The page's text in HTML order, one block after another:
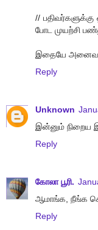
// பதிவர்களுக்கு
போட முயற்சி
இதையே
Reply
Unknown
இன்னும் நிறைய
Reply
கோலா பூரி.
ஆமாங்க, நீங்க
Reply